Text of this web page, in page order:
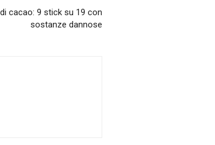
cacao: 9 stick su 19 con
sostanze dannose